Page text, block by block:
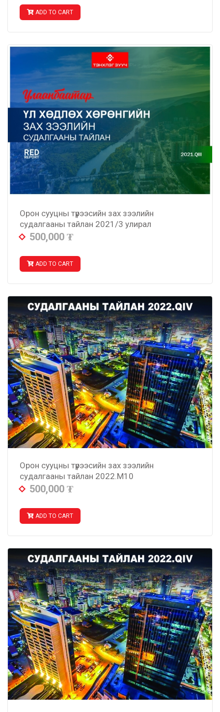
ADD TO CART
Орон сууцны түрээсийн зах зээлийн
судалгааны тайлан 2021/3 улирал
500,000 ₮
ADD TO CART
Орон сууцны түрээсийн зах зээлийн
судалгааны тайлан 2022.M10
500,000 ₮
ADD TO CART